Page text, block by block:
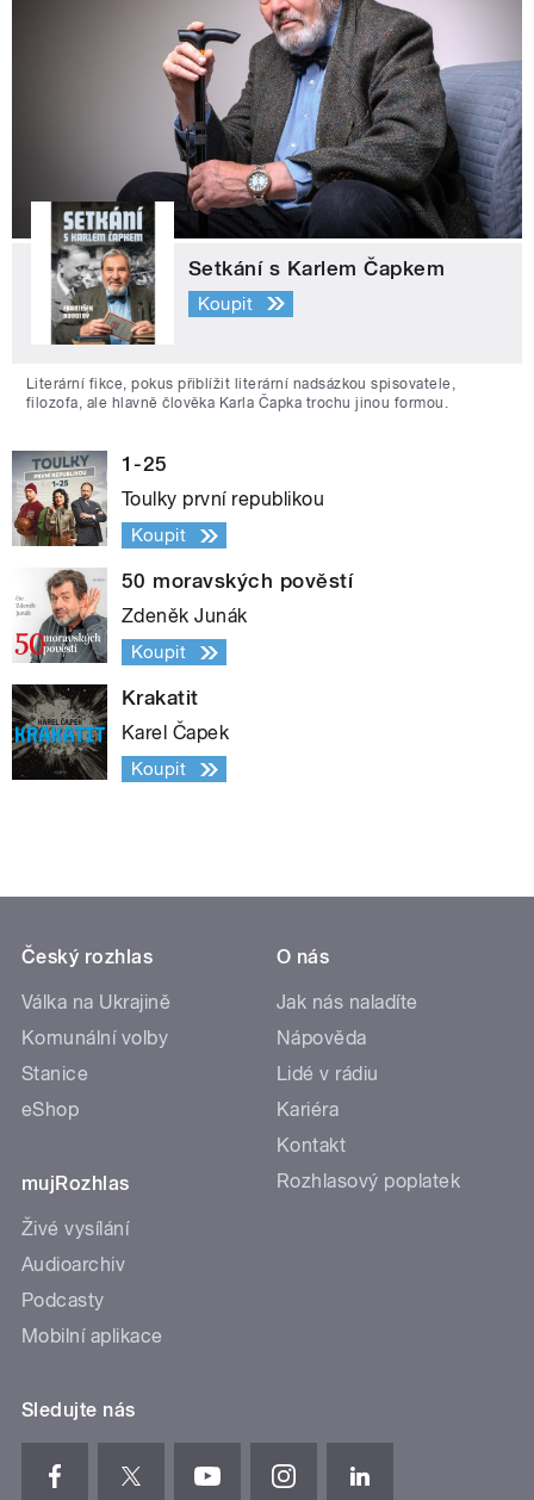
Setkání s Karlem Čapkem
Koupit
Literární fikce, pokus přiblížit literární nadsázkou spisovatele,
filozofa, ale hlavně člověka Karla Čapka trochu jinou formou.
1-25
Toulky první republikou
Koupit
50 moravských pověstí
Zdeněk Junák
Koupit
Krakatit
Karel Čapek
Koupit
Český rozhlas
Válka na Ukrajině
Komunální volby
Stanice
eShop
mujRozhlas
Živé vysílání
Audioarchiv
Podcasty
Mobilní aplikace
O nás
Jak nás naladíte
Nápověda
Lidé v rádiu
Kariéra
Kontakt
Rozhlasový poplatek
Sledujte nás